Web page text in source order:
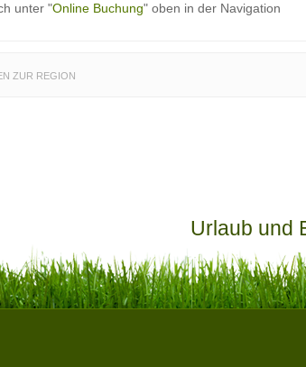
unter "Online Buchung" oben in der Navigation
ZUR REGION
Urlaub und